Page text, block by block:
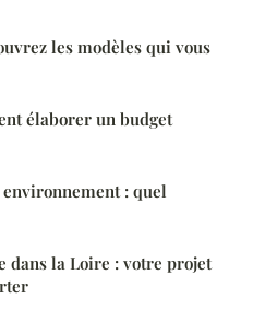
les modèles qui vous
élaborer un budget
: quel
dans la Loire : votre projet